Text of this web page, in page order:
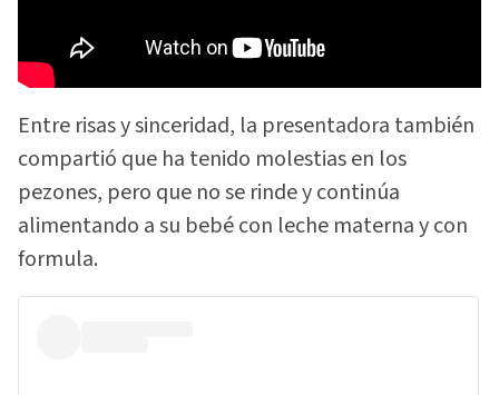
Entre risas y sinceridad, la presentadora también
compartió que ha tenido molestias en los
pezones, pero que no se rinde y continúa
alimentando a su bebé con leche materna y con
formula.